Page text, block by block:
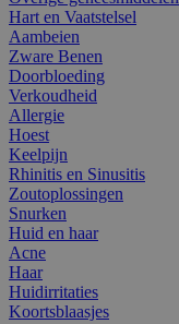
Hart en Vaatstelsel
Aambeien
Zware Benen
Doorbloeding
Verkoudheid
Allergie
Hoest
Keelpijn
Rhinitis en Sinusitis
Zoutoplossingen
Snurken
Huid en haar
Acne
Haar
Huidirritaties
Koortsblaasjes